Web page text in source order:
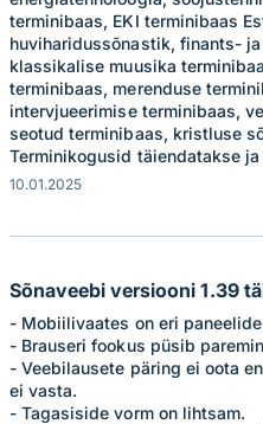
terminibaas, EKI terminibaas
huviharidussõnastik, finants-
klassikalise muusika
terminibaas, merenduse
intervjueerimise terminibaas,
seotud terminibaas, kristluse
Terminikogusid täiendatakse
10.01.2025
Sõnaveebi versiooni 1.39
- Mobiilivaates on eri
- Brauseri fookus püsib
- Veebilausete päring ei oota
ei vasta.
- Tagasiside vorm on lihtsam.